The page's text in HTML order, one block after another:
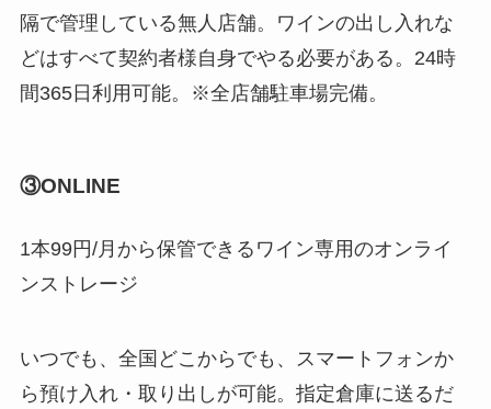
隔で管理している無人店舗。ワインの出し入れな
どはすべて契約者様自身でやる必要がある。24時
間365日利用可能。※全店舗駐車場完備。
③ONLINE
1本99円/月から保管できるワイン専用のオンライ
ンストレージ
いつでも、全国どこからでも、スマートフォンか
ら預け入れ・取り出しが可能。指定倉庫に送るだ